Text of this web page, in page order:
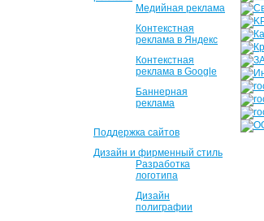
Медийная реклама
Контекстная
реклама в Яндекс
Контекстная
реклама в Google
Баннерная
реклама
Поддержка сайтов
Дизайн и фирменный стиль
Разработка
логотипа
Дизайн
полиграфии